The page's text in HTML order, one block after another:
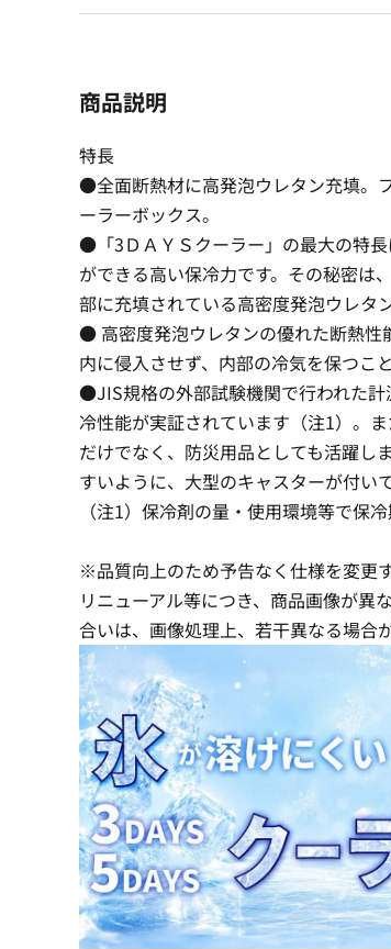
商品説明
特長
●全面断熱材に高発泡ウレタン充填。
ーラーボックス。
●「3ＤＡＹＳクーラー」の最大の特
ができる高い保冷力です。その秘密は
部に充填されている高密度発泡ウレタ
● 高密度発泡ウレタンの優れた断熱性
内に侵入させず、内部の冷気を保つこ
●JIS規格の外部試験機関で行われた
冷性能が実証されています（注1）。
だけでなく、防災用品としても活躍し
すいように、大型のキャスターが付いて
（注1）保冷剤の量・使用環境等で保冷
※品質向上のため予告なく仕様を変更
リニューアル等につき、商品画像が異
合いは、画像処理上、若干異なる場合